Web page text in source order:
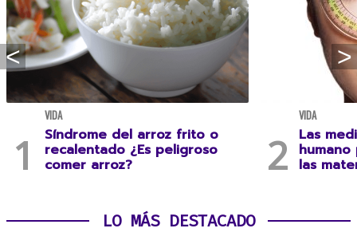
VIDA
Síndrome del arroz frito o
recalentado ¿Es peligroso
comer arroz?
VIDA
Las
las
LO MÁS DESTACADO